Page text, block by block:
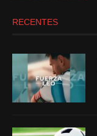
RECENTES